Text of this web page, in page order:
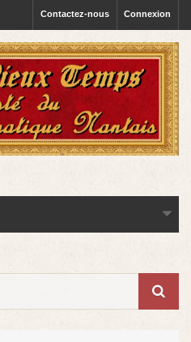
Connexion
Contactez-nous